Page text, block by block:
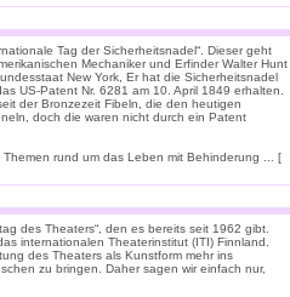
Tag der Sicherheitsnadel“. Dieser geht
Mechaniker und Erfinder Walter Hunt
New York, Er hat die Sicherheitsnadel
US-Patent Nr. 6281 am 10. April 1849 erhalten.
der Bronzezeit Fibeln, die den heutigen
doch die waren nicht durch ein Patent
rund um das Leben mit Behinderung ... [
des Theaters“, den es bereits seit 1962 gibt.
internationalen Theaterinstitut (ITI) Finnland.
des Theaters als Kunstform mehr ins
zu bringen. Daher sagen wir einfach nur,